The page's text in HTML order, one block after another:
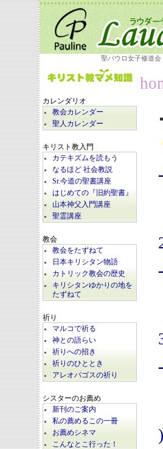
聖パウロ女子修道
カレンダリオ
教会カレンダー
聖人カレンダー
キリスト教入門
カテキズムを読もう
なるほど 社会教説
Sr.今道の聖書講座
はじめての『旧約聖書』
山本神父入門講座
聖霊講座
教会
教会をたずねて
日本キリシタン物語
カトリック教会の歴史
キリシタンゆかりの地を
たずねて
祈り
マルコで祈る
神との語らい
祈りへの招き
祈りのひととき
アレオパゴスの祈り
シスターのお薦め
新刊のご案内
私の薦めるこの一冊
お薦めシネマ
こんなとこ行った！
)